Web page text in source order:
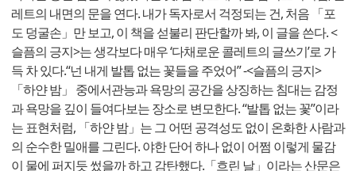
레트의 내면의 문을 연다. 내가 독자로서 걱정되는 건, 처음 「포
도 덩굴손」만 보고, 이 책을 섣불리 판단할까 봐, 이 글을 쓴다. <
슬픔의 긍지>는 생각보다 매우 ‘다채로운 콜레트의 글쓰기’로 가
득 차 있다.“넌 내게 발톱 없는 꽃들을 주었어” -<슬픔의 긍지>
「하얀 밤」 중에서관능과 욕망의 공간을 상징하는 침대는 감정
과 욕망을 깊이 들여다보는 장소로 변모한다. “발톱 없는 꽃”이라
는 표현처럼, 「하얀 밤」는 그 어떤 공격성도 없이 온화한 사람과
의 순수한 밀애를 그린다. 야한 단어 하나 없이 어쩜 이렇게 물감
이 물에 퍼지듯 썼을까 하고 감탄했다.「흐린 날」이라는 산문은